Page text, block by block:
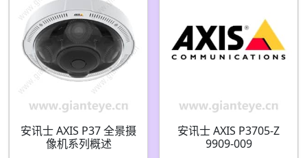
安讯士 AXIS P37 全景摄
像机系列概述
安讯士 AXIS P3705-Z
9909-009